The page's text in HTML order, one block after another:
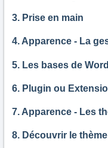
3. Prise en main
4. Apparence - La
5. Les bases de
6. Plugin ou
7. Apparence - Les
8. Découvrir le thème